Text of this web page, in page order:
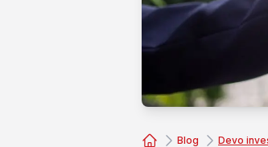
Blog Devo